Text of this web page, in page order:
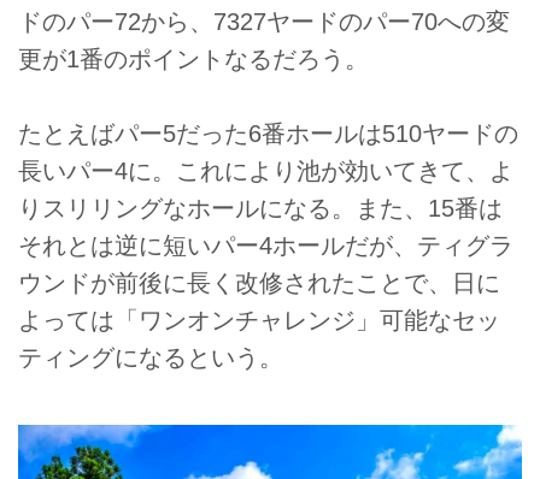
ドのパー72から、7327ヤードのパー70への変
更が1番のポイントなるだろう。
たとえばパー5だった6番ホールは510ヤードの
長いパー4に。これにより池が効いてきて、よ
りスリリングなホールになる。また、15番は
それとは逆に短いパー4ホールだが、ティグラ
ウンドが前後に長く改修されたことで、日に
よっては「ワンオンチャレンジ」可能なセッ
ティングになるという。